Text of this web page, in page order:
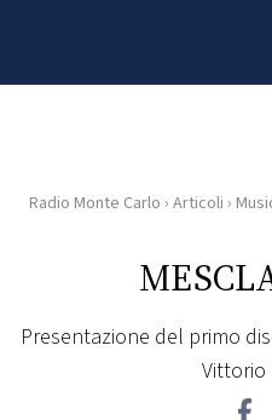
HOME
WEB
Radio Monte Carlo › Articoli ›
Presentazione del primo